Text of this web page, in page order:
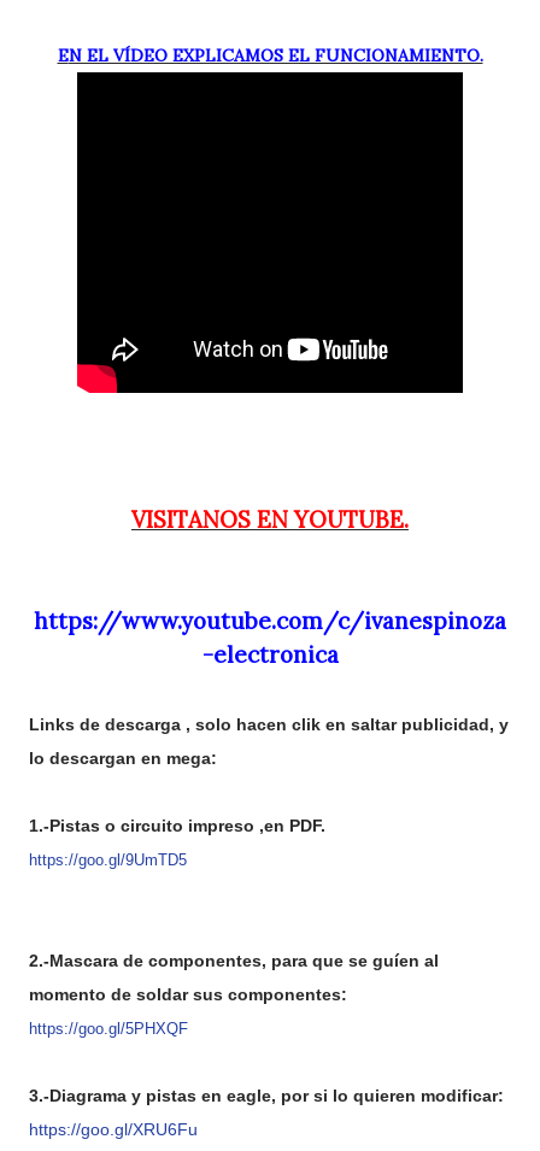
EN EL VÍDEO EXPLICAMOS EL FUNCIONAMIENTO.
VISITANOS EN YOUTUBE.
https://www.youtube.com/c/ivanespinoza
-electronica
Links de descarga , solo hacen clik en saltar publicidad, y
lo descargan en mega:
1.-Pistas o circuito impreso ,en PDF.
https://goo.gl/9UmTD5
2.-Mascara de componentes, para que se guíen al
momento de soldar sus componentes:
https://goo.gl/5PHXQF
3.-Diagrama y pistas en eagle, por si lo quieren modificar:
https://goo.gl/XRU6Fu